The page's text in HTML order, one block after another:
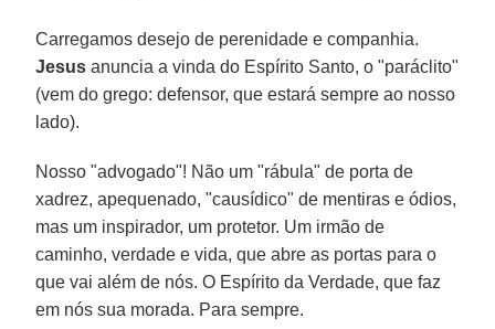
Carregamos desejo de perenidade e companhia.
Jesus anuncia a vinda do Espírito Santo, o "paráclito"
(vem do grego: defensor, que estará sempre ao nosso
lado).
Nosso "advogado"! Não um "rábula" de porta de
xadrez, apequenado, "causídico" de mentiras e ódios,
mas um inspirador, um protetor. Um irmão de
caminho, verdade e vida, que abre as portas para o
que vai além de nós. O Espírito da Verdade, que faz
em nós sua morada. Para sempre.